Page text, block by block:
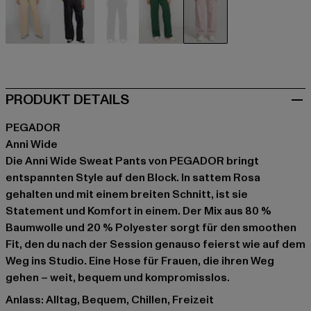
PRODUKT DETAILS
PEGADOR
Anni Wide
Die Anni Wide Sweat Pants von PEGADOR bringt
entspannten Style auf den Block. In sattem Rosa
gehalten und mit einem breiten Schnitt, ist sie
Statement und Komfort in einem. Der Mix aus 80 %
Baumwolle und 20 % Polyester sorgt für den smoothen
Fit, den du nach der Session genauso feierst wie auf dem
Weg ins Studio. Eine Hose für Frauen, die ihren Weg
gehen – weit, bequem und kompromisslos.
Anlass: Alltag, Bequem, Chillen, Freizeit